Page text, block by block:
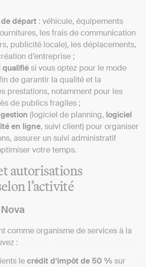
de départ : véhicule, équipements
les frais de communication
publicité locale), les déplacements,
d’entreprise ;
qualifiési vous optez pour le mode
de garantir la qualité et la
prestations, notamment pour les
de publics fragiles ;
(logiciel de planning, logiciel
en ligne, suivi client) pour organiser
assurer un suivi administratif
votre temps.
autorisations
l’activité
comme organisme de services à la
:
lecrédit d’impôt de 50 %sur